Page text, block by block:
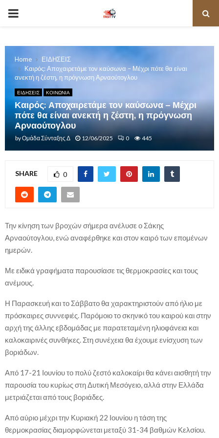
PRIMARY
Home
ΕΙΔΗΣΕΙΣ
Καιρός: Αποχαιρετάμε τον καύσωνα – Μέχρι πότε θα είναι
ανεκτή η ζέστη, η πρόγνωση Αρναούτογλου
ΕΙΔΗΣΕΙΣ ΚΟΙΝΩΝΙΑ
Καιρός: Αποχαιρετάμε τον καύσωνα – Μέχρι
πότε θα είναι ανεκτή η ζέστη, η πρόγνωση
Αρναούτογλου
byΟμάδα Σύνταξης Δ 12/06/2025 0 445
SHARE 0
Την κίνηση των βροχών σήμερα ανέλυσε ο Σάκης
Αρναούτογλου, ενώ αναφέρθηκε και στον καιρό των επομένων
ημερών.
Με ειδικά γραφήματα παρουσίασε τις θερμοκρασίες και τους
ανέμους.
Η Παρασκευή και το Σάββατο θα χαρακτηριστούν από ήλιο με
πρόσκαιρες συννεφιές. Παρόμοιο το σκηνικό του καιρού και στην
αρχή της άλλης εβδομάδας με παρατεταμένη ηλιοφάνεια και
καλοκαιρινές συνθήκες. Στη συνέχεια θα έχουμε ενίσχυση των
βοριάδων.
Από 17-21 Ιουνίου το πολύ ζεστό καλοκαίρι θα κάνει αισθητή την
παρουσία του κυρίως στη Δυτική Μεσόγειο, αλλά στην Ελλάδα
μετριάζεται από τους βοριάδες.
Από αύριο μέχρι την Κυριακή 22 Ιουνίου η τάση της
θερμοκρασίας διαμορφώνεται μεταξύ 31-34 βαθμών Κελσίου.